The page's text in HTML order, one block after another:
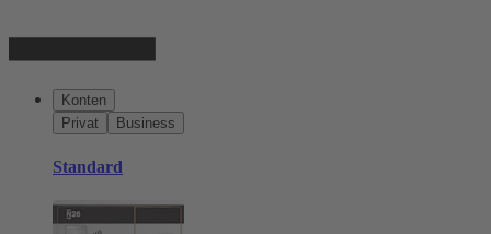
Konten
Privat
Business
Standard